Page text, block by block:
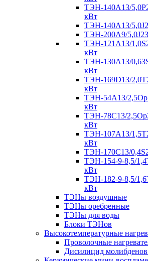
ТЭН-140А13/
кВт
ТЭН-140А13/
ТЭН-200А9/
ТЭН-121А13/
кВт
ТЭН-130А13/
кВт
ТЭН-169D13/
кВт
ТЭН-54А13/
кВт
ТЭН-78С13/
кВт
ТЭН-107А13/
кВт
ТЭН-170C13/
ТЭН-154-9-8,5/
кВт
ТЭН-182-9-8,5/
кВт
ТЭНы воздушные
ТЭНы оребренные
ТЭНы для воды
Блоки ТЭНов
Высокотемпературные
Проволочные
Дисилицид